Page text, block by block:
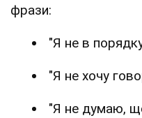
фрази:
"Я не в
"Я не хочу
"Я не думаю,